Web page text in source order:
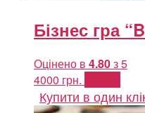
Бізнес гра
Оцінено в 4.80з 5
4000 грн.
Купити в один